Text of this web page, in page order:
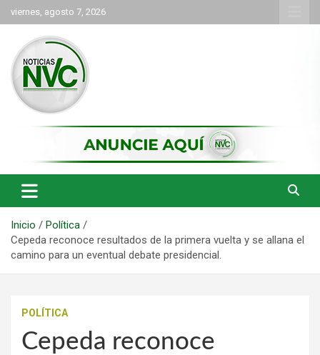
Saltar
al
contenido
viernes, agosto 7, 2026
NVC Noticias
Inicio
Política
Cepeda reconoce resultados de la primera vuelta y se allana el
camino para un eventual debate presidencial.
POLÍTICA
Cepeda reconoce